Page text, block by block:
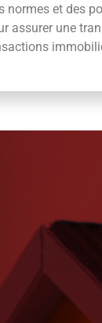
normes et des
assurer une